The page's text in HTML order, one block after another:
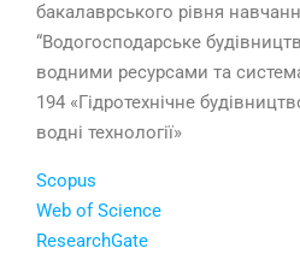
бакалаврського рівня
“Водогосподарське
водними ресурсами та
194 «Гідротехнічне
водні технології»
Scopus
Web of Science
ResearchGate